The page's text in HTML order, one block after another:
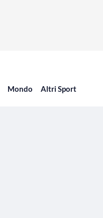
Mondo Altri Sport